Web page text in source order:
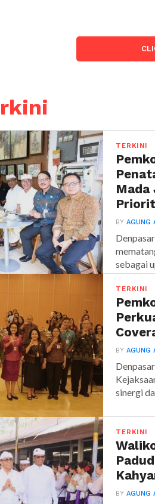
TERKINI
Mada
BYAGUNG
sebagai
TERKINI
BYAGUNG
sinergi
TERKINI
BYAGUNG